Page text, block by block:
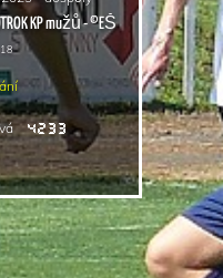
KP mužů - ©EŠ